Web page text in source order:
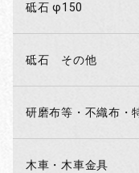
砥石 φ150
砥石 その他
研磨布等・不織布・
木車・木車金具